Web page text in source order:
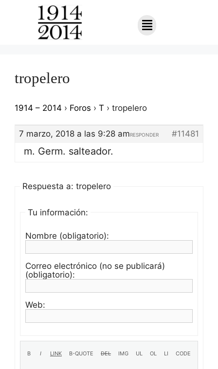
tropelero
1914 – 2014 › Foros › T › tropelero
7 marzo, 2018 a las 9:28 am #11481
RESPONDER
m. Germ. salteador.
Respuesta a: tropelero
Tu información:
Nombre (obligatorio):
Correo electrónico (no se publicará)
(obligatorio):
Web: